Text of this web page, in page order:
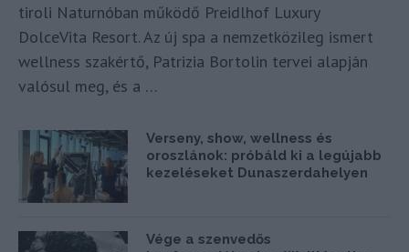
tiroli Naturnóban működő Preidlhof Luxury
DolceVita Resort. Az új spa a nemzetközileg ismert
wellness szakértő, Patrizia Bortolin tervei alapján
valósul meg, és a …
Verseny, show, wellness és
oroszlánok: próbáld ki a legújabb
kezeléseket Dunaszerdahelyen
Vége a szenvedős